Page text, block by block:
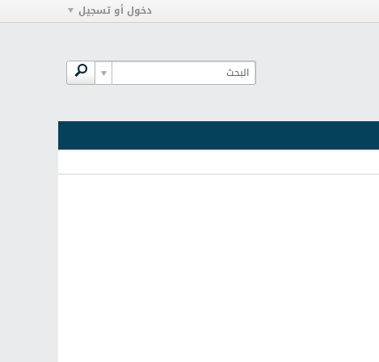
دخول أو تسجيل